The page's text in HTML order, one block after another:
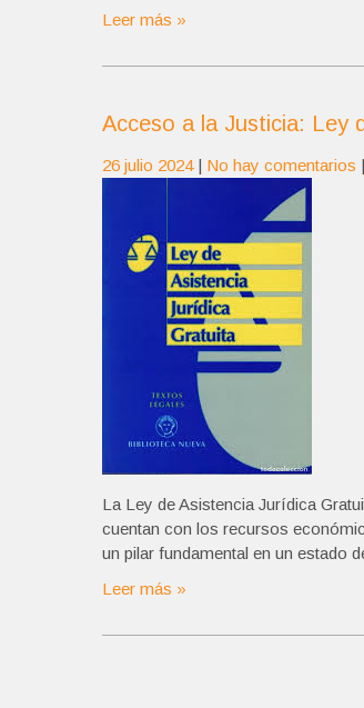
Leer más »
Acceso a la Justicia: Ley
26 julio 2024 | No hay comentarios |
La Ley de Asistencia Jurídica
cuentan con los recursos
un pilar fundamental en un estado
Leer más »